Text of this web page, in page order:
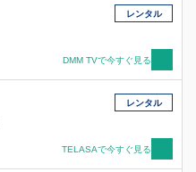
レンタル
DMM TVで今すぐ見る
レンタル
TELASAで今すぐ見る